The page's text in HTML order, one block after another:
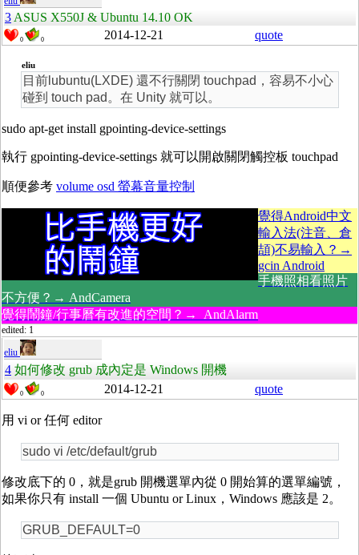
3ASUS X550J & Ubuntu 14.10 OK
0 0 2014-12-21 quote
eliu
目前lubuntu(LXDE) 還不行關閉 touchpad，容易不小心
碰到 touch pad。在 Unity 就可以。
sudo apt-get install gpointing-device-settings
執行 gpointing-device-settings 就可以開啟關閉觸控板 touchpad
順便參考 volume osd 螢幕音量控制
覺得Android中文
輸入法(注音、倉
頡)不易輸入？→
gcin Android
手機照相看照片
不方便？→ AndCamera
覺得鬧鐘/行事曆有改進的空間？→ AndAlarm
edited: 1
eliu
4 如何修改 grub 成內定是 Windows 開機
0 0 2014-12-21 quote
用 vi or 任何 editor
sudo vi /etc/default/grub
修改底下的 0，就是grub 開機選單內從 0 開始算的選單編號，
如果你只有 install 一個 Ubuntu or Linux，Windows 應該是 2。
GRUB_DEFAULT=0